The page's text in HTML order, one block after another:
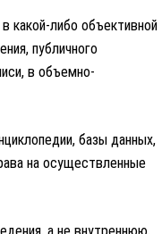
какой-либо объективной
публичного
в объемно-
базы данных,
на осуществленные
а не внутреннюю,